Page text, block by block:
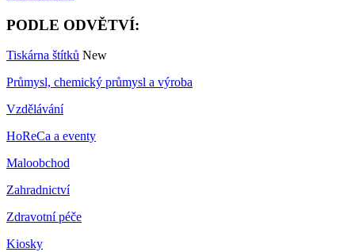
PODLE ODVĚTVÍ:
Tiskárna štítků New
Průmysl, chemický průmysl a výroba
Vzdělávání
HoReCa a eventy
Maloobchod
Zahradnictví
Zdravotní péče
Kiosky